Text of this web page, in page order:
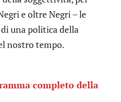
e oltre Negri – le
una politica della
nostro tempo.
completo della